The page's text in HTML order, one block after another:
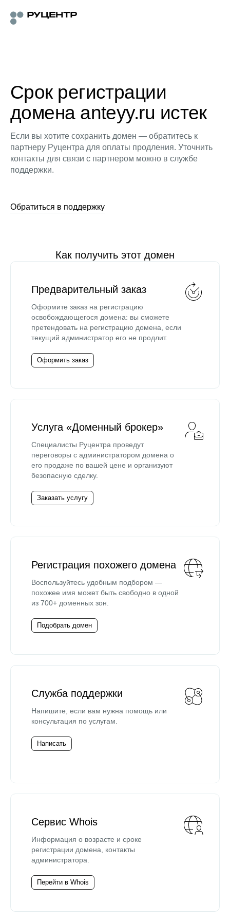
Срок регистрации
домена anteyy.ru истек
Если вы хотите сохранить домен — обратитесь к
партнеру Руцентра для оплаты продления. Уточнить
контакты для связи с партнером можно в службе
поддержки.
Обратиться в поддержку
Как получить этот домен
Предварительный заказ
Оформите заказ на регистрацию
освобождающегося домена: вы сможете
претендовать на регистрацию домена, если
текущий администратор его не продлит.
Оформить заказ
Услуга «Доменный брокер»
Специалисты Руцентра проведут
переговоры с администратором домена о
его продаже по вашей цене и организуют
безопасную сделку.
Заказать услугу
Регистрация похожего домена
Воспользуйтесь удобным подбором —
похожее имя может быть свободно в одной
из 700+ доменных зон.
Подобрать домен
Служба поддержки
Напишите, если вам нужна помощь или
консультация по услугам.
Написать
Сервис Whois
Информация о возрасте и сроке
регистрации домена, контакты
администратора.
Перейти в Whois